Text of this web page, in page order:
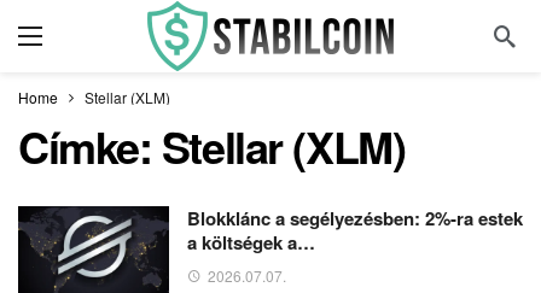
Home Stellar (XLM)
Címke: Stellar (XLM)
Blokklánc a segélyezésben: 2%-ra estek
a költségek a…
2026.07.07.